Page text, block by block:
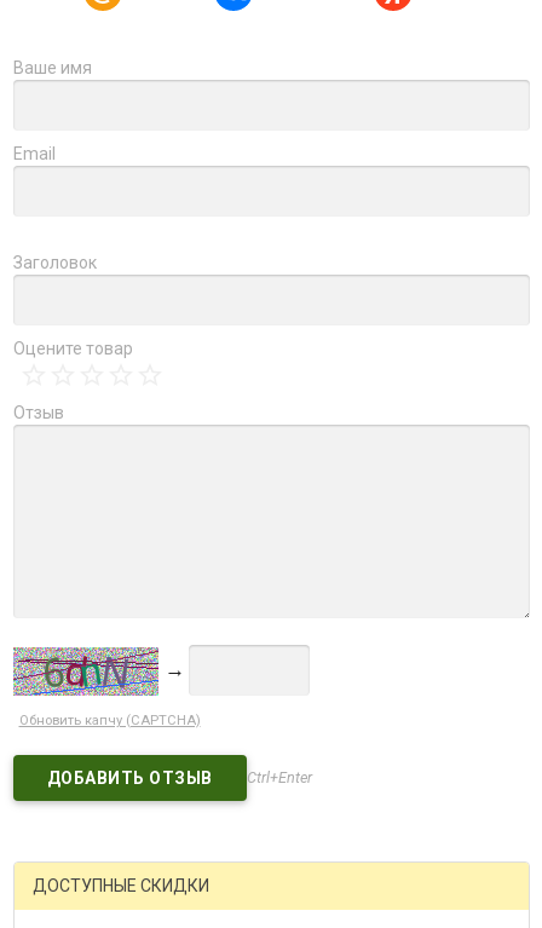
Ваше имя
Email
Заголовок
Оцените товар
Отзыв
→
Обновить капчу (CAPTCHA)
Ctrl+Enter
ДОСТУПНЫЕ СКИДКИ